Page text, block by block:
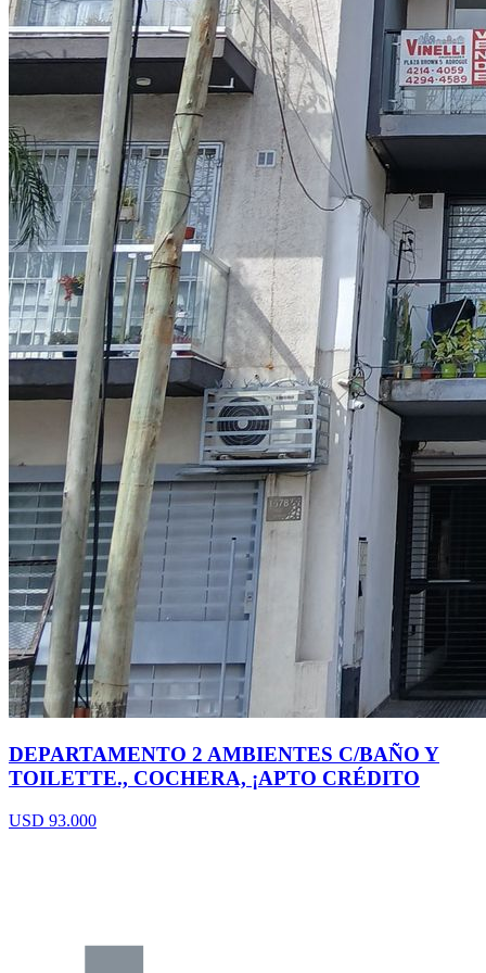
DEPARTAMENTO 2 AMBIENTES C/BAÑO Y
TOILETTE., COCHERA, ¡APTO CRÉDITO
USD 93.000